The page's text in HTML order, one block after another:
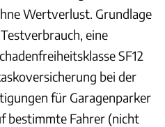
Wertverlust. Grundlage
eine
SF12
bei der
für Garagenparker
bestimmte Fahrer (nicht